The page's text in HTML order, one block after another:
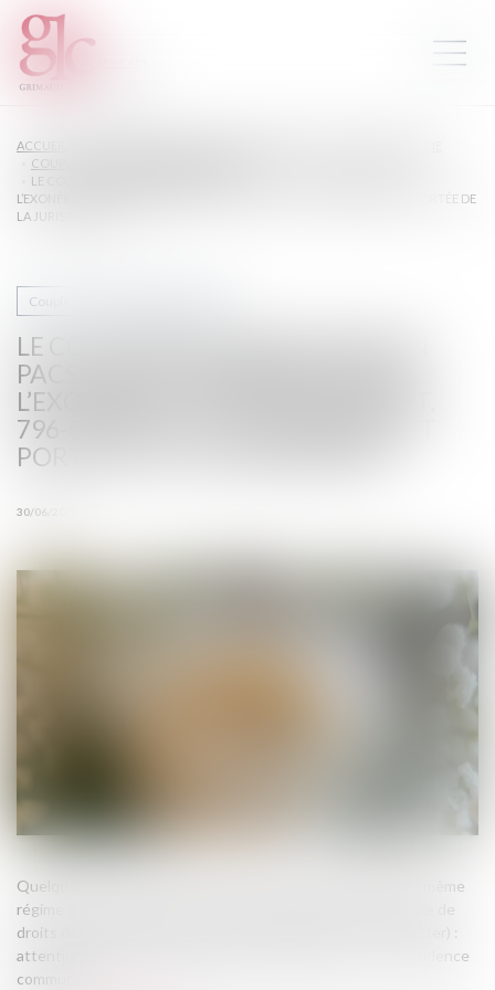
ACCUEIL
COUPLES ET RÉGIME MATRIMONIAUX
LE COLLATÉRAL ENGAGÉ DANS UN PACS NE PEUT PAS BÉNÉFICIER DE
L’EXONÉRATION PRÉVUE PAR L’ART. 796-0-TER DU CGI : FONDEMENT ET PORTÉE DE
LA JURISPRUDENCE
LE COLLATÉRAL ENGAGÉ DANS UN
PACS NE PEUT PAS BÉNÉFICIER DE
L’EXONÉRATION PRÉVUE PAR L’ART.
796-0-TER DU CGI : FONDEMENT ET
PORTÉE DE LA JURISPRUDENCE
30/06/2026
Couples et régime matrimoniaux
Quelques mois après avoir rendu une décision relative à ce même
régime d’exonération (V. François Fruleux, Exonération totale de
droits de succession entre frères et sœurs (CGI, art. 796-0 ter) :
attention de ne pas confondre « domicile commun » et « résidence
commune »...